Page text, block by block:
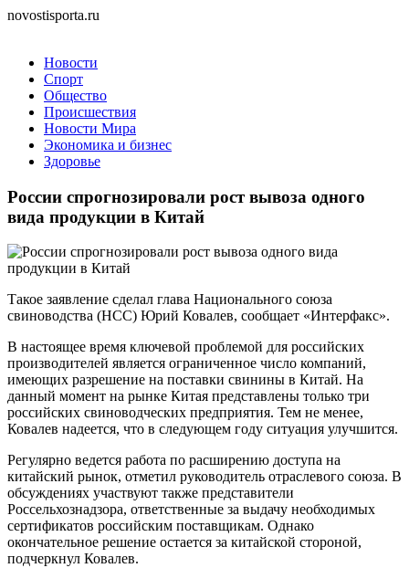
novostisporta.ru
Новости
Спорт
Общество
Происшествия
Новости Мира
Экономика и бизнес
Здоровье
России спрогнозировали рост вывоза одного
вида продукции в Китай
Такое заявление сделал глава Национального союза
свиноводства (НСС) Юрий Ковалев, сообщает «Интерфакс».
В настоящее время ключевой проблемой для российских
производителей является ограниченное число компаний,
имеющих разрешение на поставки свинины в Китай. На
данный момент на рынке Китая представлены только три
российских свиноводческих предприятия. Тем не менее,
Ковалев надеется, что в следующем году ситуация улучшится.
Регулярно ведется работа по расширению доступа на
китайский рынок, отметил руководитель отраслевого союза. В
обсуждениях участвуют также представители
Россельхознадзора, ответственные за выдачу необходимых
сертификатов российским поставщикам. Однако
окончательное решение остается за китайской стороной,
подчеркнул Ковалев.